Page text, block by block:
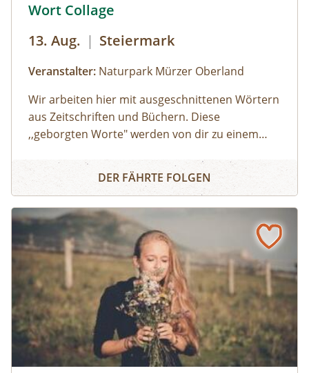
Wort Collage
13. Aug. | Steiermark
Veranstalter: Naturpark Mürzer Oberland
Wir arbeiten hier mit ausgeschnittenen Wörtern
aus Zeitschriften und Büchern. Diese
,,geborgten Worte" werden von dir zu einem
Worte können herumgeschoben oder
zurechtgeschnitten werden, bis eine für dich
Collagetechnik entstehen Bilder im Kopf. Diese
Bilder und momentane Gefühle können im
Anschluss mit unterschiedlichen Materealien
auf Papier gemalt werden. Der zuvor
entstandene Text wird als Abschluss auf das
gemalte Bild geklebt.
Wort Collage
DER FÄHRTE FOLGEN